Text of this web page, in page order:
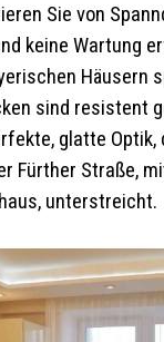
Sie von
keine Wartung
Häusern
sind resistent
glatte Optik,
Fürther Straße,
unterstreicht.